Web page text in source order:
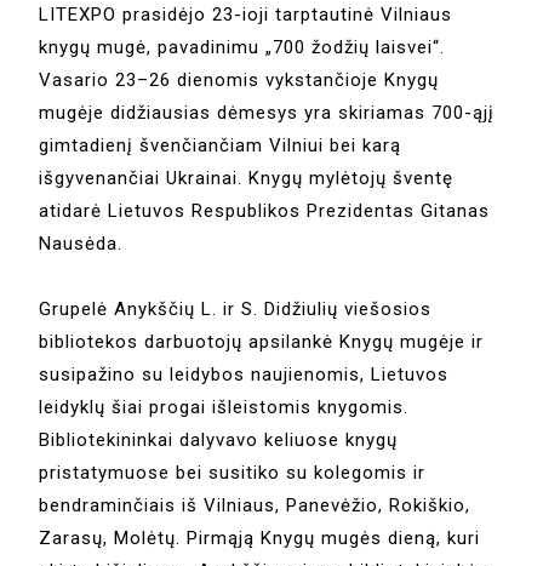
LITEXPO prasidėjo 23-ioji tarptautinė Vilniaus
knygų mugė, pavadinimu „700 žodžių laisvei“.
Vasario 23–26 dienomis vykstančioje Knygų
mugėje didžiausias dėmesys yra skiriamas 700-ąjį
gimtadienį švenčiančiam Vilniui bei karą
išgyvenančiai Ukrainai. Knygų mylėtojų šventę
atidarė Lietuvos Respublikos Prezidentas Gitanas
Nausėda.
Grupelė Anykščių L. ir S. Didžiulių viešosios
bibliotekos darbuotojų apsilankė Knygų mugėje ir
susipažino su leidybos naujienomis, Lietuvos
leidyklų šiai progai išleistomis knygomis.
Bibliotekininkai dalyvavo keliuose knygų
pristatymuose bei susitiko su kolegomis ir
bendraminčiais iš Vilniaus, Panevėžio, Rokiškio,
Zarasų, Molėtų. Pirmąją Knygų mugės dieną, kuri